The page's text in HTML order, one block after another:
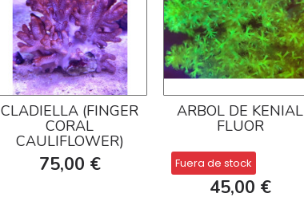
CLADIELLA (FINGER
CORAL
CAULIFLOWER)
75,00 €
ARBOL DE KENIAL
FLUOR
Fuera de stock
45,00 €